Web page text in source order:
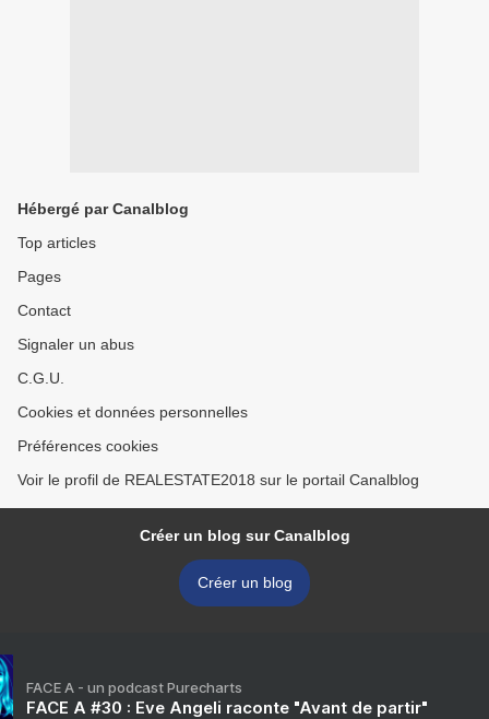
Hébergé par Canalblog
Top articles
Pages
Contact
Signaler un abus
C.G.U.
Cookies et données personnelles
Préférences cookies
Voir le profil de REALESTATE2018 sur le portail Canalblog
Créer un blog sur Canalblog
Créer un blog
FACE A - un podcast Purecharts
FACE A #30 : Eve Angeli raconte "Avant de partir"